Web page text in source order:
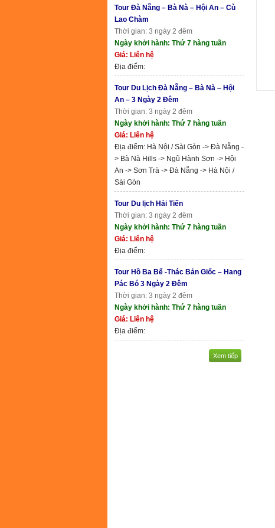
Tour Đà Nẵng – Bà Nà – Hội An – Cù
Lao Chàm
Thời gian: 3 ngày 2 đêm
Ngày khởi hành: Thứ 7 hàng tuần
Giá: Liên hệ
Địa điểm:
Tour Du Lịch Đà Nẵng – Bà Nà – Hội
An – 3 Ngày 2 Đêm
Thời gian: 3 ngày 2 đêm
Ngày khởi hành: Thứ 7 hàng tuần
Giá: Liên hệ
Địa điểm: Hà Nội / Sài Gòn -> Đà Nẵng -
> Bà Nà Hills -> Ngũ Hành Sơn -> Hội
An -> Sơn Trà -> Đà Nẵng -> Hà Nội /
Sài Gòn
Tour Du lịch Hải Tiến
Thời gian: 3 ngày 2 đêm
Ngày khởi hành: Thứ 7 hàng tuần
Giá: Liên hệ
Địa điểm:
Tour Hồ Ba Bể -Thác Bản Giốc – Hang
Pác Bó 3 Ngày 2 Đêm
Thời gian: 3 ngày 2 đêm
Ngày khởi hành: Thứ 7 hàng tuần
Giá: Liên hệ
Địa điểm:
Xem tiếp